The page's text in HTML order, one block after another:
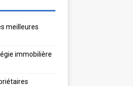
meilleures
immobilière